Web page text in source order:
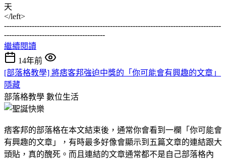
天
</left>
--------------------------------------------------------------------------------------
----------------------------------------
繼續閱讀
14年前
[部落格教學] 將痞客邦強迫中獎的「你可能會有興趣的文章」
隱藏
部落格教學 數位生活
痞客邦的部落格在本文結束後，通常你會看到一欄「你可能會
有興趣的文章」，有時最多好像會顯示到五篇文章的連結跟大
頭貼，真的醜死。而且連結的文章通常都不是自己部落格內